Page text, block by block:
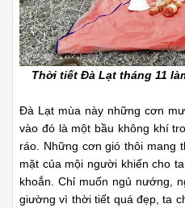
Thời tiết Đà Lạt tháng 11
Đà Lạt mùa này những cơn
vào đó là một bầu không khí
ráo. Những cơn gió thôi mang
mặt của mội người khiến cho
khoắn. Chỉ muốn ngủ nướng,
giường vì thời tiết quá đẹp, ta